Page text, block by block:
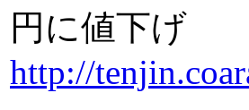
円に値下げ
http://